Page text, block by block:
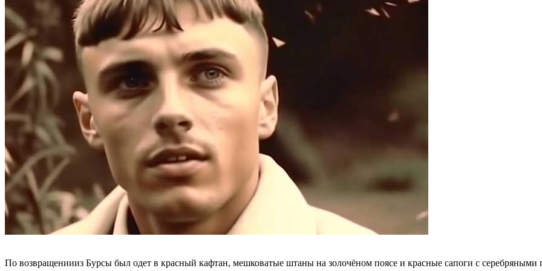
По возвращениииз Бурсы был одет в красный кафтан, мешковатые штаны на золочёном поясе и красные сапоги с серебряными